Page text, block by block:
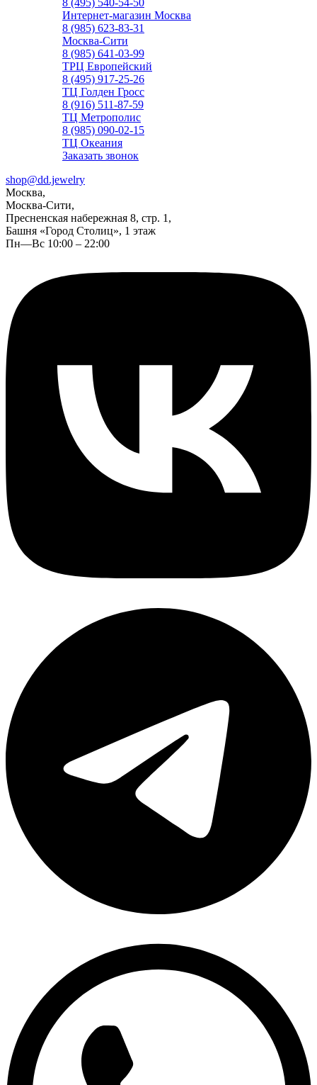
8 (495) 540-54-50
Интернет-магазин Москва
8 (985) 623-83-31
Москва-Сити
8 (985) 641-03-99
ТРЦ Европейский
8 (495) 917-25-26
ТЦ Голден Гросс
8 (916) 511-87-59
ТЦ Метрополис
8 (985) 090-02-15
ТЦ Океания
Заказать звонок
shop@dd.jewelry
Москва,
Москва-Сити,
Пресненская набережная 8, стр. 1,
Башня «Город Столиц», 1 этаж
Пн—Вс 10:00 – 22:00